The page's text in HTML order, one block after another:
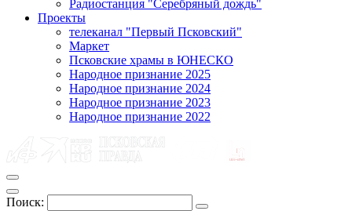
Радиостанция "Серебряный дождь"
Проекты
телеканал "Первый Псковский"
Маркет
Псковские храмы в ЮНЕСКО
Народное признание 2025
Народное признание 2024
Народное признание 2023
Народное признание 2022
Поиск: